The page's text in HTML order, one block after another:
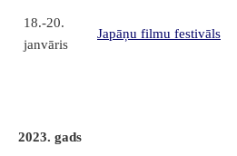
18.-20.
janvāris
Japāņu filmu festivāls
2023. gads